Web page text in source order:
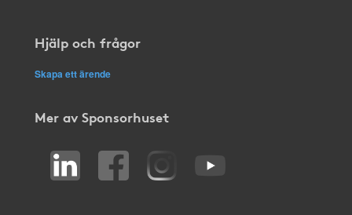
Hjälp och frågor
Skapa ett ärende
Mer av Sponsorhuset